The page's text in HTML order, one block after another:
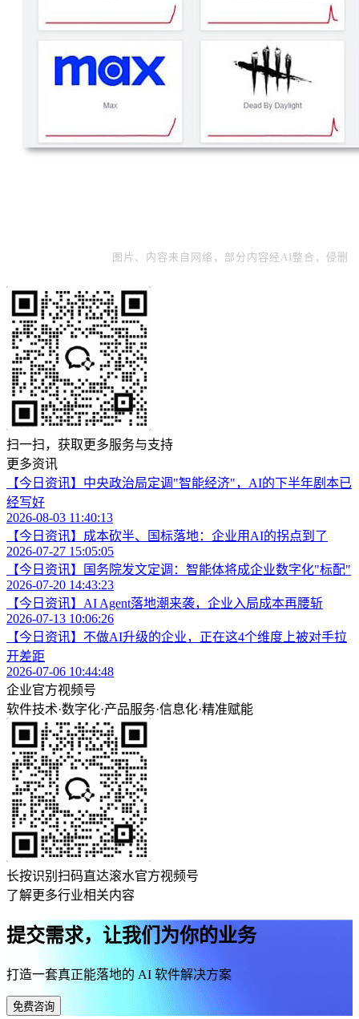
图片、内容来自网络，部分内容经AI整合，侵删
扫一扫，获取更多服务与支持
更多资讯
【今日资讯】中央政治局定调"智能经济"，AI的下半年剧本已
经写好
2026-08-03 11:40:13
【今日资讯】成本砍半、国标落地：企业用AI的拐点到了
2026-07-27 15:05:05
【今日资讯】国务院发文定调：智能体将成企业数字化"标配"
2026-07-20 14:43:23
【今日资讯】AI Agent落地潮来袭，企业入局成本再腰斩
2026-07-13 10:06:26
【今日资讯】不做AI升级的企业，正在这4个维度上被对手拉
开差距
2026-07-06 10:44:48
企业官方视频号
软件技术·数字化·产品服务·信息化·精准赋能
长按识别扫码直达滚水官方视频号
了解更多行业相关内容
提交需求，让我们为你的业务
打造一套真正能落地的 AI 软件解决方案
免费咨询